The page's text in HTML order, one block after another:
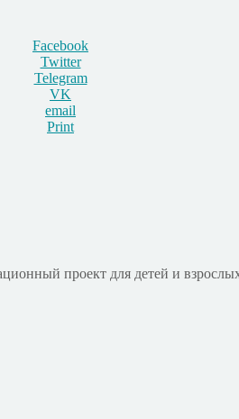
Facebook
Twitter
Telegram
VK
email
Print
проект для детей и